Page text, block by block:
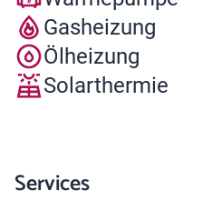
Gasheizung
Ölheizung
Solarthermie
Services